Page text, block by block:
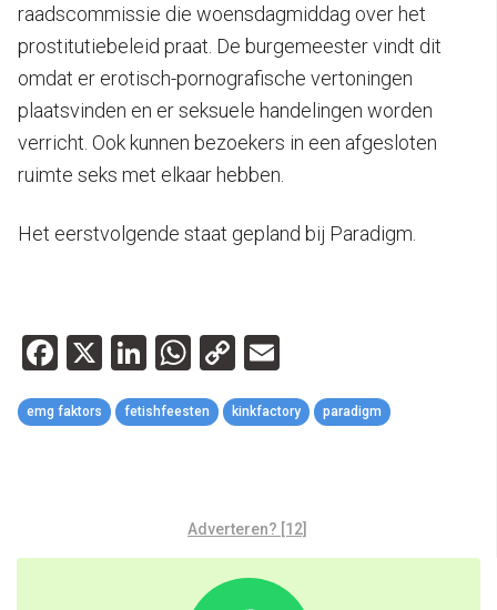
raadscommissie die woensdagmiddag over het
prostitutiebeleid praat. De burgemeester vindt dit
omdat er erotisch-pornografische vertoningen
plaatsvinden en er seksuele handelingen worden
verricht. Ook kunnen bezoekers in een afgesloten
ruimte seks met elkaar hebben.
Het eerstvolgende staat gepland bij Paradigm.
Facebook
X LinkedIn
WhatsApp
Copy
Link
emg faktors fetishfeesten kinkfactory paradigm
Adverteren? [12]